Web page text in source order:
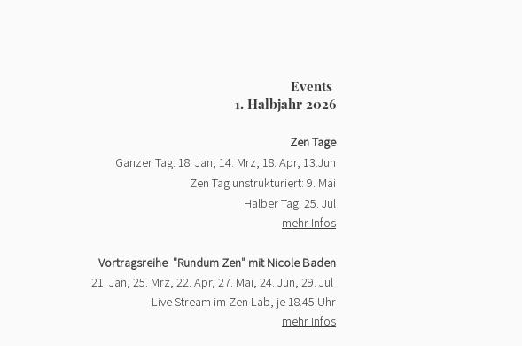
Events
1. Halbjahr 2026
Zen Tage
Ganzer Tag: 18. Jan, 14. Mrz, 18. Apr, 13.Jun
Zen Tag unstrukturiert: 9. Mai
Halber Tag: 25. Jul
mehr Infos
Vortragsreihe "Rundum Zen" mit Nicole Baden
21. Jan, 25. Mrz, 22. Apr, 27. Mai, 24. Jun, 29. Jul
Live Stream im Zen Lab, je 18.45 Uhr
mehr Infos